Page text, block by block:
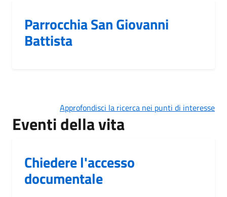
Parrocchia San Giovanni
Battista
Approfondisci la ricerca nei punti di interesse
Eventi della vita
Chiedere l'accesso
documentale